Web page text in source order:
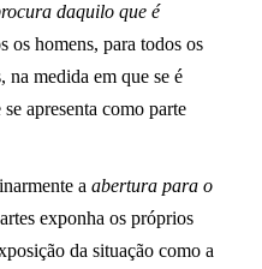
daquilo que é
os homens, para todos os
na medida em que se é
apresenta como parte
a abertura para o
exponha os próprios
da situação como a